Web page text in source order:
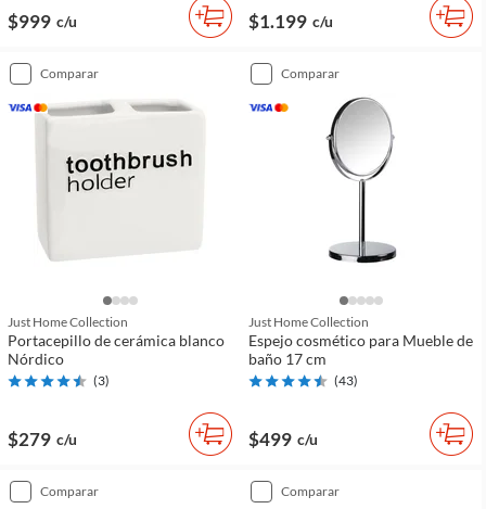
$999 c/u $1.199 c/u
comparar
Just Home Collection
Portacepillo de cerámica blanco
Nórdico
(3)
$279 c/u
comparar
Just Home Collection
Espejo cosmético para Mueble de
baño 17 cm
(43)
$499 c/u
comparar comparar